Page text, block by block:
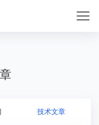
技术文章